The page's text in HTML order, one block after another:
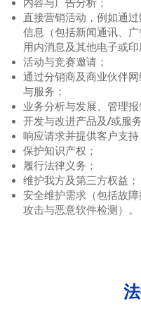
直接营销活动，例如通
信息（包括新闻通讯、
用内消息及其他电子或印
活动与竞赛邀请；
通过分销商及商业伙伴
与服务；
业务分析与发展、管理报
开发与改进产品及/或服务
响应请求并提供客户支持
保护知识产权；
履行法律义务；
维护我方及第三方权益；
安全维护需求（包括故
攻击与恶意软件检测）。